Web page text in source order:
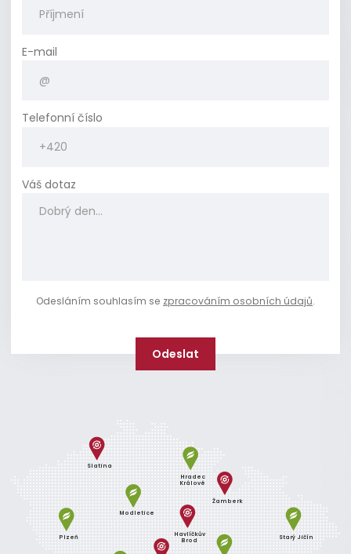
E-mail
Telefonní číslo
Váš dotaz
Odesláním souhlasím se zpracováním osobních údajů.
Slatina
Havlíčkův
Brod
Žamberk
Starý Jičín
Hradec
Králové
Modletice
Plzeň